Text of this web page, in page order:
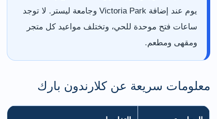
يوم عند إضافة Victoria Park وجامعة ليستر. لا توجد
ساعات فتح موحدة للحي، وتختلف مواعيد كل متجر
ومقهى ومطعم.
معلومات سريعة عن كلارندون بارك